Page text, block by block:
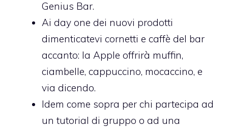
Genius Bar.
Ai day one dei nuovi prodotti
dimenticatevi cornetti e caffè del bar
accanto: la Apple offrirà muffin,
ciambelle, cappuccino, mocaccino, e
via dicendo.
Idem come sopra per chi partecipa ad
un tutorial di gruppo o ad una